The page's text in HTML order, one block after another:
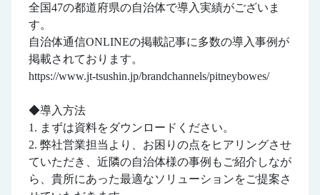
全国47の都道府県の自治体で導入実績がございま
す。
自治体通信ONLINEの掲載記事に多数の導入事例が
掲載されております。
https://www.jt-tsushin.jp/brandchannels/pitneybowes/
◆導入方法
1. まずは資料をダウンロードください。
2. 弊社営業担当より、お困りの点をヒアリングさせ
ていただき、近隣の自治体様の事例もご紹介しなが
ら、貴所にあった最適なソリューションをご提案さ